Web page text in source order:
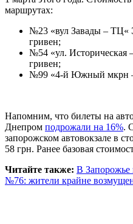
маршрутах:
№23 «вул Завады – ТЦ«
гривен;
№54 «ул.
гривен;
№99 «4-й Южный мкрн –
Напомним, что билеты на
Днепром подрожали на 16%.
запорожском автовокзале в
58 грн. Ранее базовая
Читайте также: В Запорожье
№76: жители крайне